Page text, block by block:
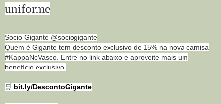
uniforme
Socio Gigante @sociogigante
Quem é Gigante tem desconto exclusivo de 15% na nova camisa
#KappaNoVasco. Entre no link abaixo e aproveite mais um
benefício exclusivo.
🛒 bit.ly/DescontoGigante